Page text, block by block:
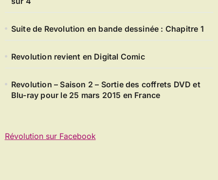
Suite de Revolution en bande dessinée : Chapitre 1
Revolution revient en Digital Comic
Revolution – Saison 2 – Sortie des coffrets DVD et
Blu-ray pour le 25 mars 2015 en France
Révolution sur Facebook